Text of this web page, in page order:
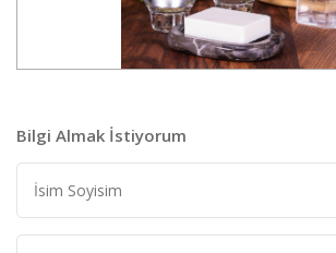
Bilgi Almak İstiyorum